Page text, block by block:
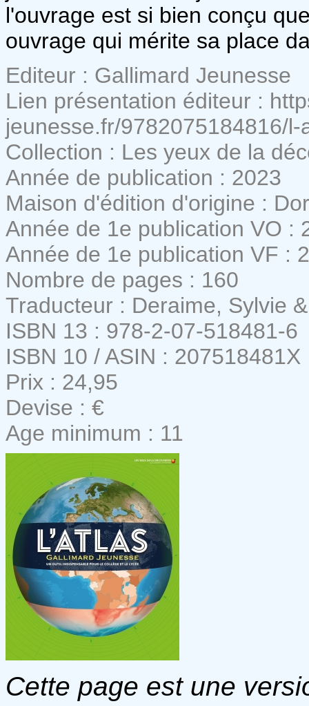
l'ouvrage est si bien conçu
ouvrage qui mérite sa place
Editeur : Gallimard Jeunesse
Lien présentation éditeur :
jeunesse.fr/9782075184816/
Collection : Les yeux de la
Année de publication : 2023
Maison d'édition d'origine :
Année de 1e publication VO :
Année de 1e publication VF :
Nombre de pages : 160
Traducteur : Deraime, Sylvie
ISBN 13 : 978-2-07-518481-6
ISBN 10 / ASIN : 207518481X
Prix : 24,95
Devise : €
Age minimum : 11
Cette page est une